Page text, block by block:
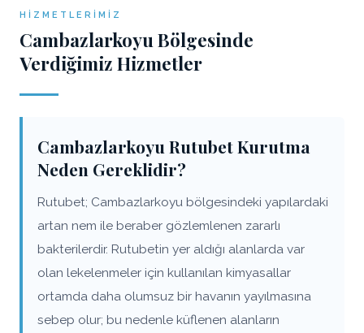
HIZMETLERIMIZ
Cambazlarkoyu Bölgesinde
Verdiğimiz Hizmetler
Cambazlarkoyu Rutubet Kurutma
Neden Gereklidir?
Rutubet; Cambazlarkoyu bölgesindeki yapılardaki
artan nem ile beraber gözlemlenen zararlı
bakterilerdir. Rutubetin yer aldığı alanlarda var
olan lekelenmeler için kullanılan kimyasallar
ortamda daha olumsuz bir havanın yayılmasına
sebep olur; bu nedenle küflenen alanların